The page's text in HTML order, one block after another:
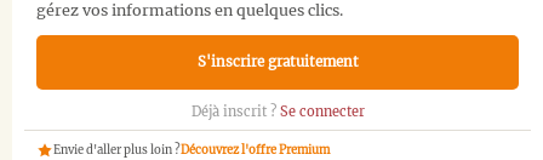
gérez vos informations en quelques clics.
S'inscrire gratuitement
Déjà inscrit ? Se connecter
Envie d'aller plus loin ?Découvrez l'offre Premium